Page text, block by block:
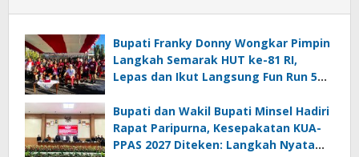
Bupati Franky Donny Wongkar Pimpin
Langkah Semarak HUT ke-81 RI,
Lepas dan Ikut Langsung Fun Run 5
Bupati dan Wakil Bupati Minsel Hadiri
Rapat Paripurna, Kesepakatan KUA-
PPAS 2027 Diteken: Langkah Nyata